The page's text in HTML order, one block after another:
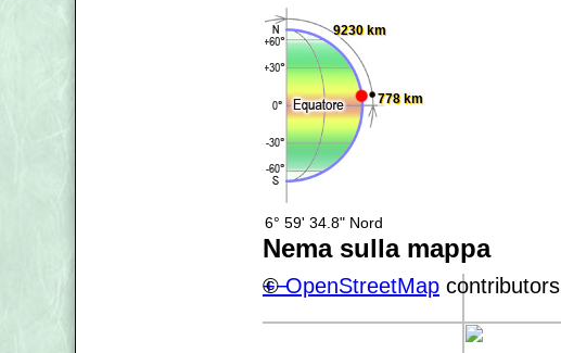
9230 km
778 km
6° 59' 34.8" Nord
Nema sulla mappa
+−
©OpenStreetMap contributors